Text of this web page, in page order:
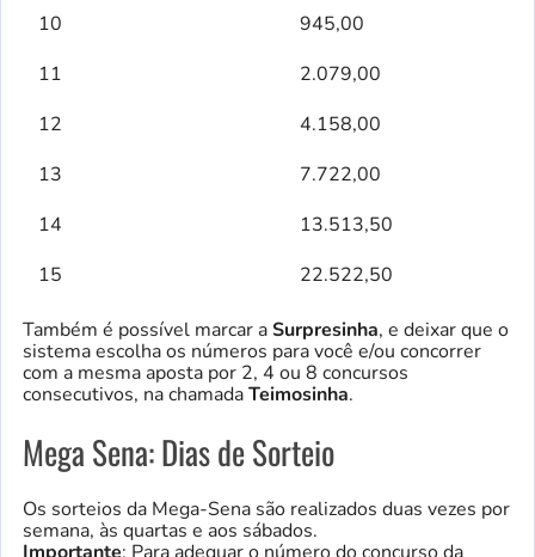
10
945,00
11
2.079,00
12
4.158,00
13
7.722,00
14
13.513,50
15
22.522,50
Também é possível marcar aSurpresinha, e deixar que o
sistema escolha os números para você e/ou concorrer
com a mesma aposta por 2, 4 ou 8 concursos
consecutivos, na chamadaTeimosinha.
Mega Sena: Dias de Sorteio
Os sorteios da Mega-Sena são realizados duas vezes por
semana, às quartas e aos sábados.
Importante: Para adequar o número do concurso da